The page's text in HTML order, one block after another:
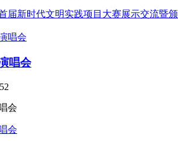
届新时代文明实践项目大赛展示交流暨
唱会
会
会